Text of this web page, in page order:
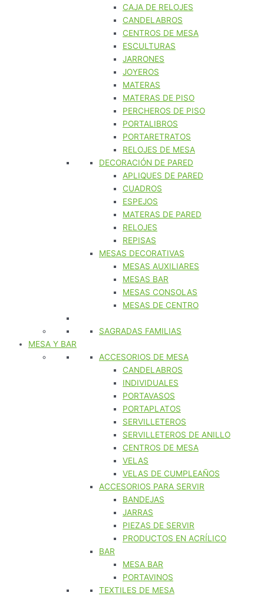
CAJA DE RELOJES
CANDELABROS
CENTROS DE MESA
ESCULTURAS
JARRONES
JOYEROS
MATERAS
MATERAS DE PISO
PERCHEROS DE PISO
PORTALIBROS
PORTARETRATOS
RELOJES DE MESA
DECORACIÓN DE PARED
APLIQUES DE PARED
CUADROS
ESPEJOS
MATERAS DE PARED
RELOJES
REPISAS
MESAS DECORATIVAS
MESAS AUXILIARES
MESAS BAR
MESAS CONSOLAS
MESAS DE CENTRO
SAGRADAS FAMILIAS
MESA Y BAR
ACCESORIOS DE MESA
CANDELABROS
INDIVIDUALES
PORTAVASOS
PORTAPLATOS
SERVILLETEROS
SERVILLETEROS DE ANILLO
CENTROS DE MESA
VELAS
VELAS DE CUMPLEAÑOS
ACCESORIOS PARA SERVIR
BANDEJAS
JARRAS
PIEZAS DE SERVIR
PRODUCTOS EN ACRÍLICO
BAR
MESA BAR
PORTAVINOS
TEXTILES DE MESA